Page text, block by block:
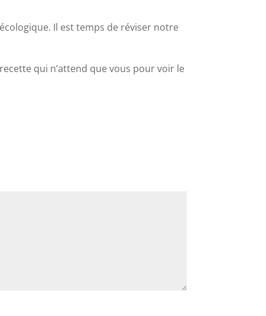
Il est temps de réviser notre
qui n’attend que vous pour voir le